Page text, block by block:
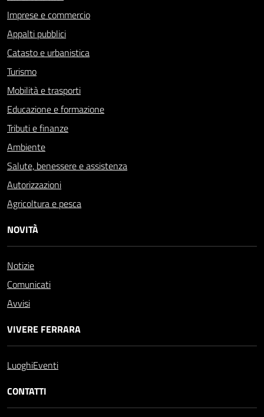
Imprese e commercio
Appalti pubblici
Catasto e urbanistica
Turismo
Mobilità e trasporti
Educazione e formazione
Tributi e finanze
Ambiente
Salute, benessere e assistenza
Autorizzazioni
Agricoltura e pesca
NOVITÀ
Notizie
Comunicati
Avvisi
VIVERE FERRARA
LuoghiEventi
CONTATTI